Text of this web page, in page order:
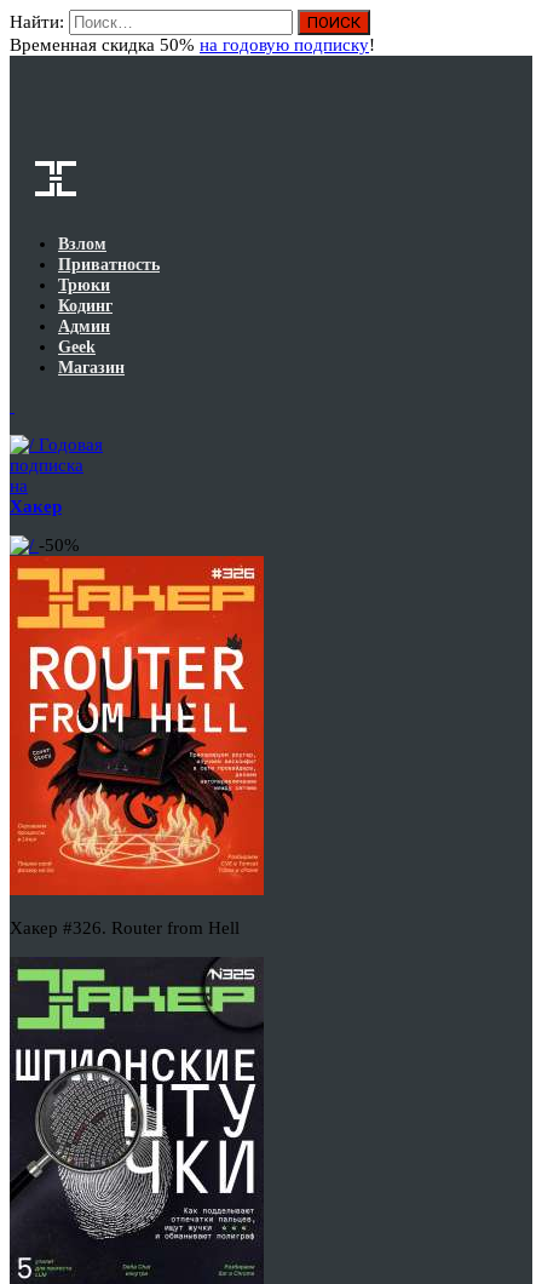
Найти:
Временная скидка 50% на годовую подписку!
Взлом
Приватность
Трюки
Кодинг
Админ
Geek
Магазин
Годовая
подписка
на
Хакер
-50%
Хакер #326. Router from Hell